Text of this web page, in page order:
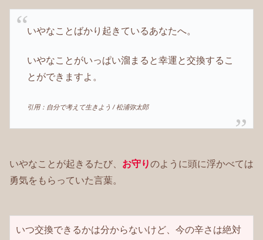
いやなことばかり起きているあなたへ。
いやなことがいっぱい溜まると幸運と交換するこ
とができますよ。
引用：自分で考えて生きよう / 松浦弥太郎
いやなことが起きるたび、 お守りのように頭に浮かべては
勇気をもらっていた言葉。
いつ交換できるかは分からないけど、今の辛さは絶対